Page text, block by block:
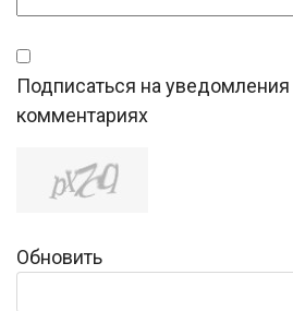
Подписаться на
комментариях
Обновить